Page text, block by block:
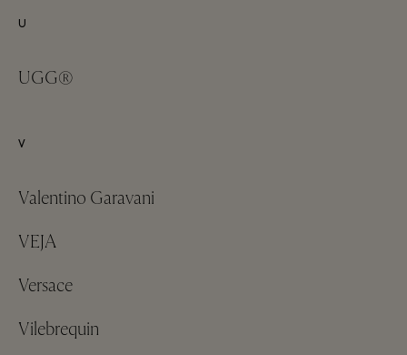
U
UGG®
V
Valentino Garavani
VEJA
Versace
Vilebrequin